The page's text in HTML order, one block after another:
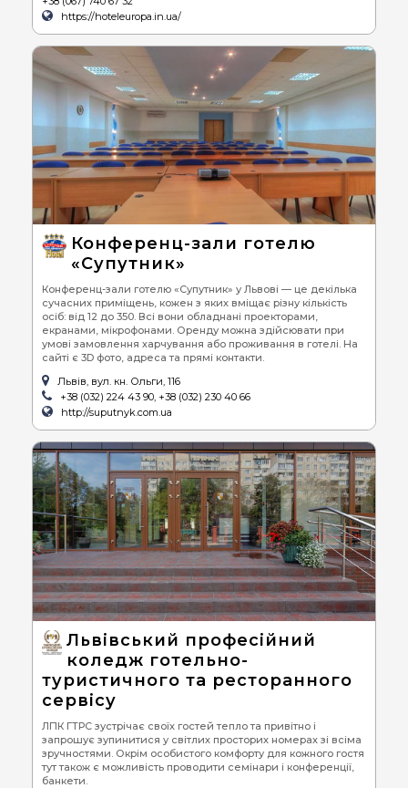
https://hoteleuropa.in.ua/
Конференц-зали готелю
«Супутник»
Конференц-зали готелю «Супутник» у Львові — це декілька
сучасних приміщень, кожен з яких вміщає різну кількість
осіб: від 12 до 350. Всі вони обладнані проекторами,
екранами, мікрофонами. Оренду можна здійсювати при
умові замовлення харчування або проживання в готелі. На
сайті є 3D фото, адреса та прямі контакти.
Львів, вул. кн. Ольги, 116
+38 (032) 224 43 90, +38 (032) 230 40 66
http://suputnyk.com.ua
Львівський професійний
коледж готельно-
туристичного та ресторанного
сервісу
ЛПК ГТРС зустрічає своїх гостей тепло та привітно і
запрошує зупинитися у світлих просторих номерах зі всіма
зручностями. Окрім особистого комфорту для кожного гостя
тут також є можливість проводити семінари і конференції,
банкети.